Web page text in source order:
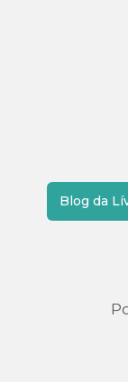
Blog da